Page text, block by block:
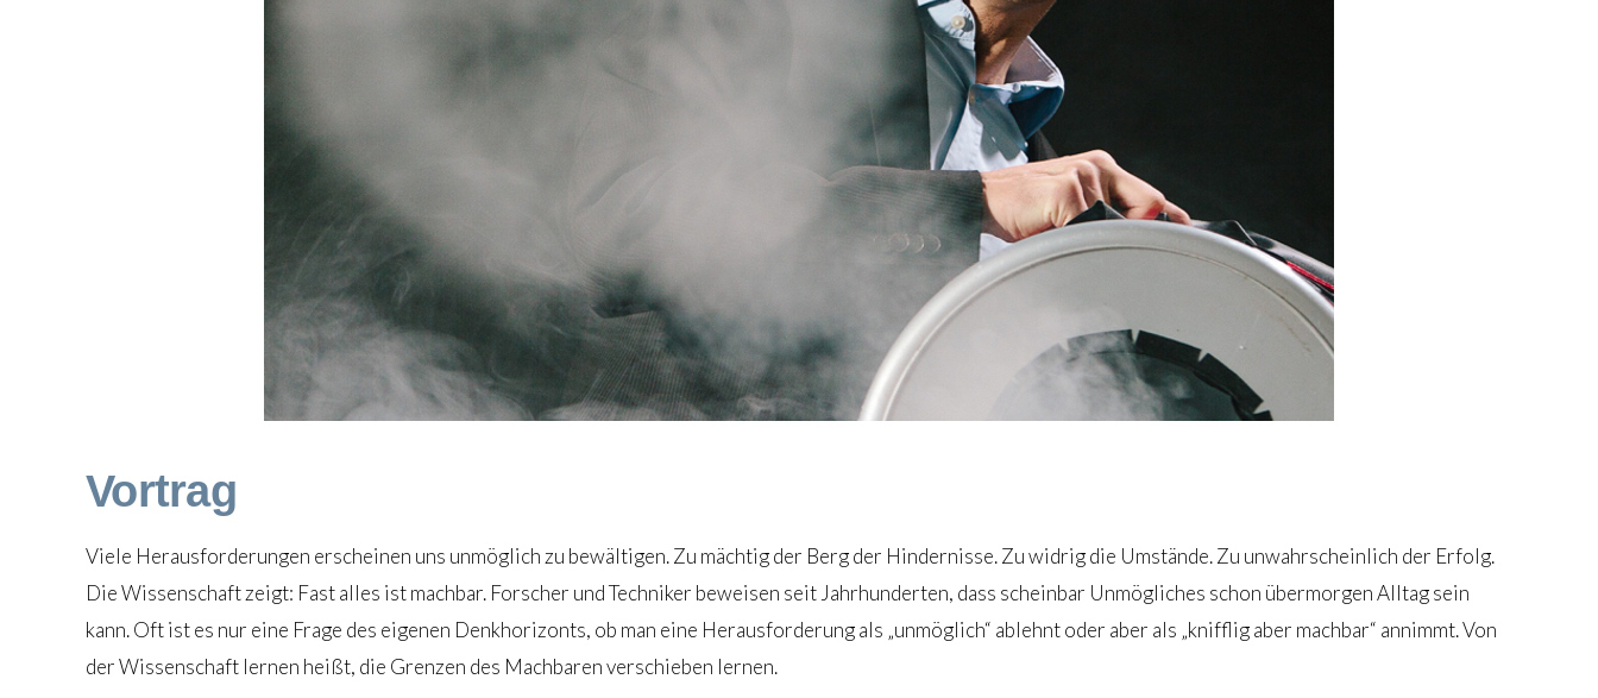
Vortrag
Viele Herausforderungen erscheinen uns unmöglich zu bewältigen. Zu mächtig der Berg der Hindernisse. Zu widrig die Umstände. Zu unwahrscheinlich der Erfolg.
Die Wissenschaft zeigt: Fast alles ist machbar. Forscher und Techniker beweisen seit Jahrhunderten, dass scheinbar Unmögliches schon übermorgen Alltag sein
kann. Oft ist es nur eine Frage des eigenen Denkhorizonts, ob man eine Herausforderung als „unmöglich“ ablehnt oder aber als „knifflig aber machbar“ annimmt. Von
der Wissenschaft lernen heißt, die Grenzen des Machbaren verschieben lernen.